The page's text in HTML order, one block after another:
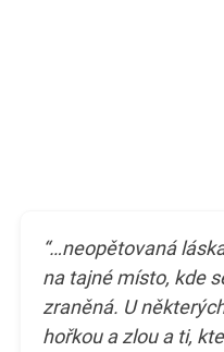
“…neopětovaná
na tajné místo, kde
zraněná. U
hořkou a zlou a ti,